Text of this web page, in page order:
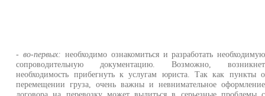
- во-первых: необходимо ознакомиться и разработать необходимую
сопроводительную документацию. Возможно, возникнет
необходимость прибегнуть к услугам юриста. Так как пункты о
перемещении груза, очень важны и невнимательное оформление